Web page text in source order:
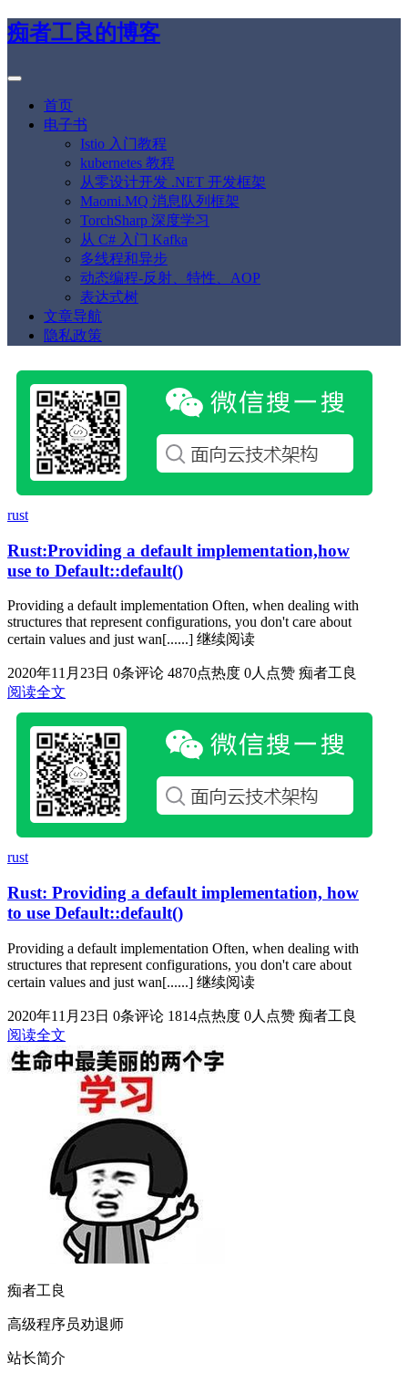
痴者工良的博客
首页
电子书
Istio 入门教程
kubernetes 教程
从零设计开发 .NET 开发框架
Maomi.MQ 消息队列框架
TorchSharp 深度学习
从 C# 入门 Kafka
多线程和异步
动态编程-反射、特性、AOP
表达式树
文章导航
隐私政策
rust
Rust:Providing a default implementation,how
use to Default::default()
Providing a default implementation Often, when dealing with
structures that represent configurations, you don't care about
certain values and just wan[......] 继续阅读
2020年11月23日 0条评论 4870点热度 0人点赞 痴者工良
阅读全文
rust
Rust: Providing a default implementation, how
to use Default::default()
Providing a default implementation Often, when dealing with
structures that represent configurations, you don't care about
certain values and just wan[......] 继续阅读
2020年11月23日 0条评论 1814点热度 0人点赞 痴者工良
阅读全文
痴者工良
高级程序员劝退师
站长简介